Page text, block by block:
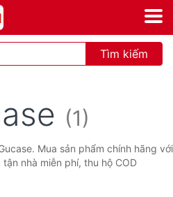
Tìm kiếm
(1)
Mua sản phẩm chính hãng với
nhà miễn phí, thu hộ COD